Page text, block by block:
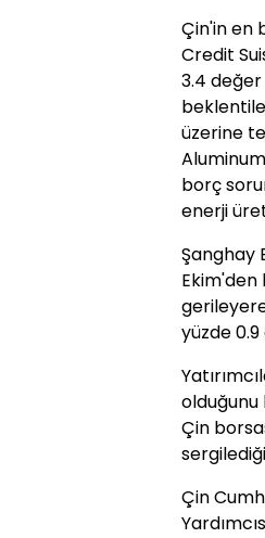
Çin'in en
Credit
3.4
üzerine
borç
enerji
Şanghay
Ekim'den
yüzde 0.9
Çin
Çin